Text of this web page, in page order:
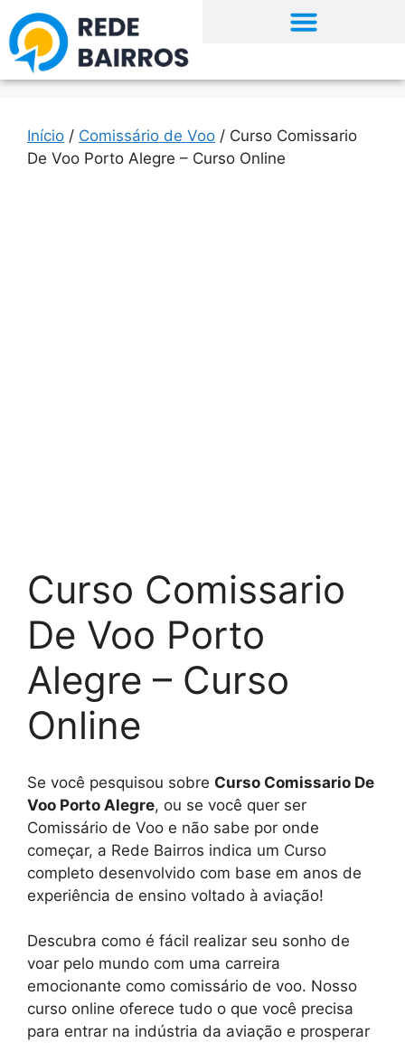
Início / Comissário de Voo / Curso Comissario
De Voo Porto Alegre – Curso Online
Curso Comissario
De Voo Porto
Alegre – Curso
Online
Se você pesquisou sobre Curso Comissario De
Voo Porto Alegre, ou se você quer ser
Comissário de Voo e não sabe por onde
começar, a Rede Bairros indica um Curso
completo desenvolvido com base em anos de
experiência de ensino voltado à aviação!
Descubra como é fácil realizar seu sonho de
voar pelo mundo com uma carreira
emocionante como comissário de voo. Nosso
curso online oferece tudo o que você precisa
para entrar na indústria da aviação e prosperar